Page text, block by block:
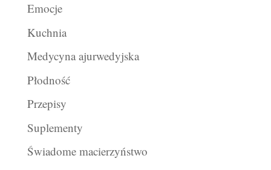
Emocje
Kuchnia
Medycyna ajurwedyjska
Płodność
Przepisy
Suplementy
Świadome macierzyństwo